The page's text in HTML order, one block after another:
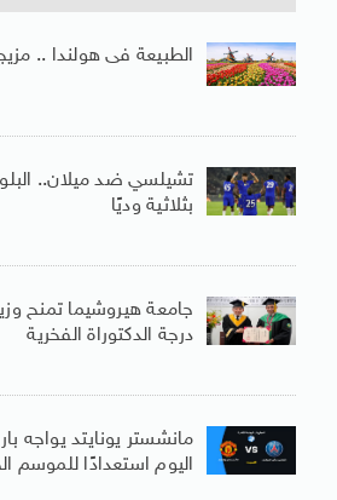
الطبيعة فى هولندا ..
تشيلسي ضد ميلان..
بثلاثية وديًا
جامعة هيروشيما تمنح وزير
درجة الدكتوراة الفخرية
مانشستر يونايتد يواجه
اليوم استعدادًا للموسم